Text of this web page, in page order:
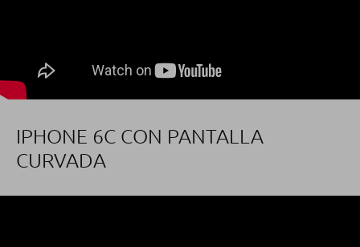
IPHONE 6C CON PANTALLA
CURVADA